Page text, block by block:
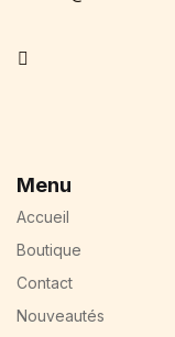
Menu
Accueil
Boutique
Contact
Nouveautés